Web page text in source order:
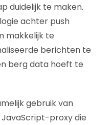
duidelijk te maken.
achter push
makkelijk te
berichten te
berg data hoeft te
gebruik van
proxy die